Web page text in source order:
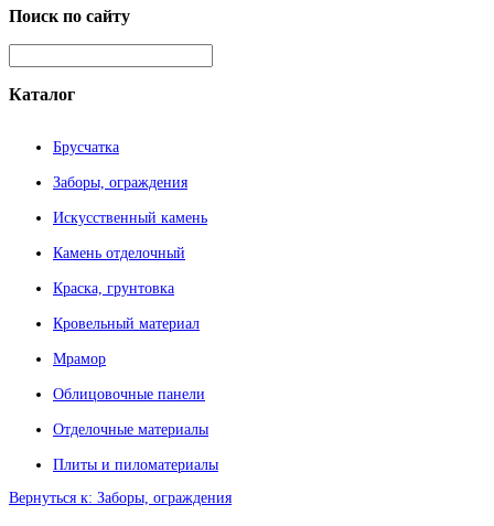
Поиск по сайту
Каталог
Брусчатка
Заборы, ограждения
Искусственный камень
Камень отделочный
Краска, грунтовка
Кровельный материал
Мрамор
Облицовочные панели
Отделочные материалы
Плиты и пиломатериалы
Вернуться к: Заборы, ограждения